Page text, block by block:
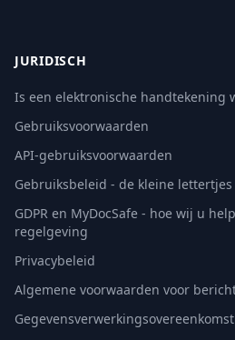
JURIDISCH
Is een elektronische handtekening
Gebruiksvoorwaarden
API-gebruiksvoorwaarden
Gebruiksbeleid - de kleine
GDPR en MyDocSafe - hoe wij u
regelgeving
Privacybeleid
Algemene voorwaarden voor
Gegevensverwerkingsovereenkomst